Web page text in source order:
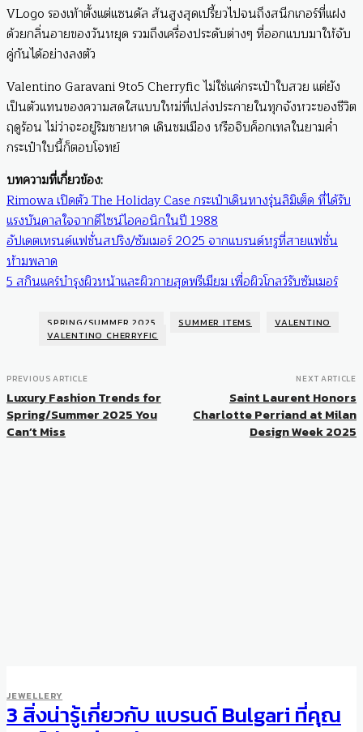
VLogo รองเท้าตั้งแต่แซนดัล ส้นสูงสุดเปรี้ยวไปจนถึงสนีกเกอร์ที่แฝง
ด้วยกลิ่นอายของวันหยุด รวมถึงเครื่องประดับต่างๆ ที่ออกแบบมาให้จับ
คู่กันได้อย่างลงตัว
Valentino Garavani 9to5 Cherryfic ไม่ใช่แค่กระเป๋าใบสวย แต่ยัง
เป็นตัวแทนของความสดใสแบบใหม่ที่เปล่งประกายในทุกจังหวะของชีวิต
ฤดูร้อน ไม่ว่าจะอยู่ริมชายหาด เดินชมเมือง หรือจิบค็อกเทลในยามค่ำ
กระเป๋าใบนี้ก็ตอบโจทย์
บทความที่เกี่ยวข้อง:
Rimowa เปิดตัว The Holiday Case กระเป๋าเดินทางรุ่นลิมิเต็ด ที่ได้รับ
แรงบันดาลใจจากดีไซน์ไอคอนิกในปี 1988
อัปเดตเทรนด์แฟชั่นสปริง/ซัมเมอร์ 2025 จากแบรนด์หรูที่สายแฟชั่น
ห้ามพลาด
5 สกินแคร์บำรุงผิวหน้าและผิวกายสุดพรีเมียม เพื่อผิวโกลว์รับซัมเมอร์
SPRING/SUMMER 2025 SUMMER ITEMS
VALENTINO
VALENTINO CHERRYFIC
PREVIOUS ARTICLE
Luxury Fashion Trends for
Spring/Summer 2025 You
Can’t Miss
NEXT ARTICLE
Saint Laurent Honors
Charlotte Perriand at Milan
Design Week 2025
JEWELLERY
3 สิ่งน่ารู้เกี่ยวกับ แบรนด์ Bulgari ที่คุณ